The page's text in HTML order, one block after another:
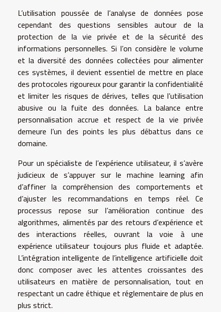
L’utilisation poussée de l’analyse de données pose
cependant des questions sensibles autour de la
protection de la vie privée et de la sécurité des
informations personnelles. Si l’on considère le volume
et la diversité des données collectées pour alimenter
ces systèmes, il devient essentiel de mettre en place
des protocoles rigoureux pour garantir la confidentialité
et limiter les risques de dérives, telles que l’utilisation
abusive ou la fuite des données. La balance entre
personnalisation accrue et respect de la vie privée
demeure l’un des points les plus débattus dans ce
domaine.
Pour un spécialiste de l’expérience utilisateur, il s’avère
judicieux de s’appuyer sur le machine learning afin
d’affiner la compréhension des comportements et
d’ajuster les recommandations en temps réel. Ce
processus repose sur l’amélioration continue des
algorithmes, alimentés par des retours d’expérience et
des interactions réelles, ouvrant la voie à une
expérience utilisateur toujours plus fluide et adaptée.
L’intégration intelligente de l’intelligence artificielle doit
donc composer avec les attentes croissantes des
utilisateurs en matière de personnalisation, tout en
respectant un cadre éthique et réglementaire de plus en
plus strict.